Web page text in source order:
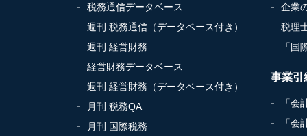
税務通信データベース
週刊 税務通信（データベース付き）
週刊 経営財務
経営財務データベース
週刊 経営財務（データベース付き）
月刊 税務QA
月刊 国際税務
企業
税理
「国
事業引
「会
「会